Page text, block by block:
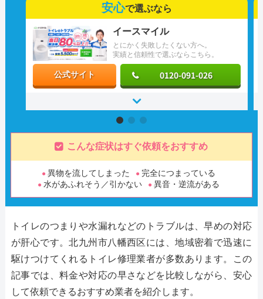
安心で選ぶなら
とにかく失敗したくない方へ。
実績と信頼性で選ぶならこちら。
イースマイル
公式サイト 0120-091-026
こんな症状はすぐ依頼をおすすめ
異物を流してしまった
完全につまっている
水があふれそう／引かない
異音・逆流がある
トイレのつまりや水漏れなどのトラブルは、早めの対応
が肝心です。北九州市八幡西区には、地域密着で迅速に
駆けつけてくれるトイレ修理業者が多数あります。この
記事では、料金や対応の早さなどを比較しながら、安心
して依頼できるおすすめ業者を紹介します。